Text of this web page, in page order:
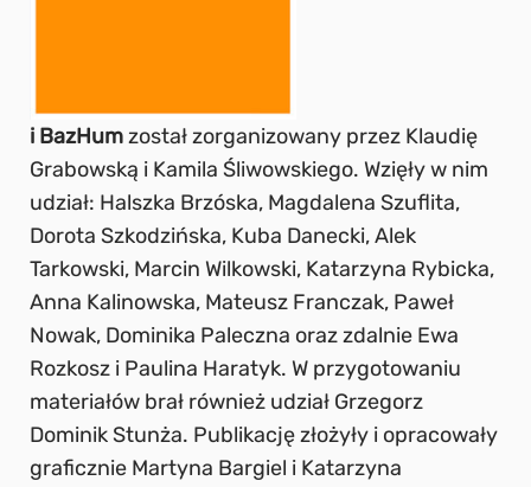
i BazHumzostał zorganizowany przez Klaudię
Grabowską i Kamila Śliwowskiego. Wzięły w nim
udział: Halszka Brzóska, Magdalena Szuflita,
Dorota Szkodzińska, Kuba Danecki, Alek
Tarkowski, Marcin Wilkowski, Katarzyna Rybicka,
Anna Kalinowska, Mateusz Franczak, Paweł
Nowak, Dominika Paleczna oraz zdalnie Ewa
Rozkosz i Paulina Haratyk. W przygotowaniu
materiałów brał również udział Grzegorz
Dominik Stunża. Publikację złożyły i opracowały
graficznie Martyna Bargiel i Katarzyna